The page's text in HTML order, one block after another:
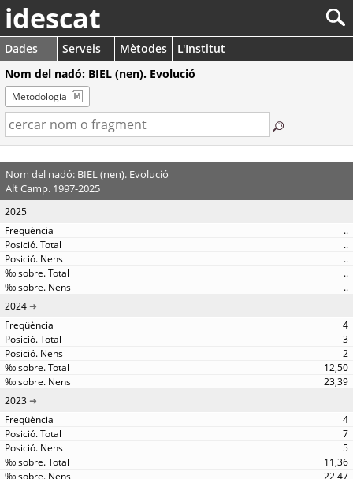
idescat
Dades Serveis Mètodes
L'Institut
Nom del nadó: BIEL (nen). Evolució
Metodologia
Nom del nadó: BIEL (nen). Evolució
Alt Camp. 1997-2025
2025
..
..
..
..
..
2024
4
3
2
12,50
23,39
2023
4
7
5
11,36
22,47